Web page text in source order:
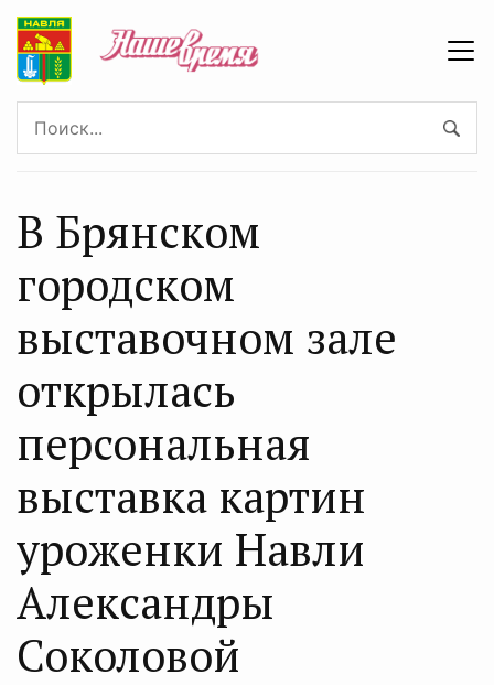
В Брянском
городском
выставочном зале
открылась
персональная
выставка картин
уроженки Навли
Александры
Соколовой